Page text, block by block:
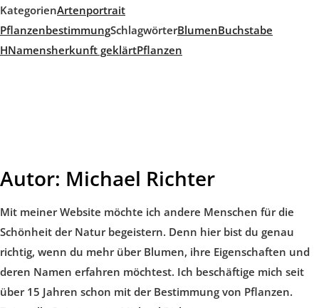
KategorienArtenportrait
PflanzenbestimmungSchlagwörterBlumenBuchstabe
HNamensherkunft geklärtPflanzen
Autor: Michael Richter
Mit meiner Website möchte ich andere Menschen für die
Schönheit der Natur begeistern. Denn hier bist du genau
richtig, wenn du mehr über Blumen, ihre Eigenschaften und
deren Namen erfahren möchtest. Ich beschäftige mich seit
über 15 Jahren schon mit der Bestimmung von Pflanzen.